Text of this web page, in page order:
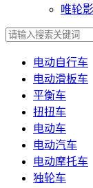
唯轮
电动自行车
电动滑板车
平衡车
扭扭车
电动车
电动汽车
电动摩托车
独轮车